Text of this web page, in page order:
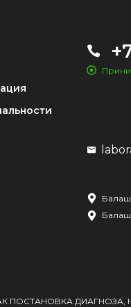
ПОСТАНОВКА ДИАГНОЗА,